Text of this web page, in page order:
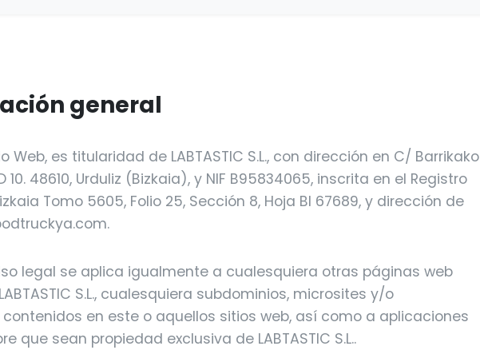
general
Web, es titularidad de LABTASTIC S.L., con dirección en C/ Barrikako
10. 48610, Urduliz (Bizkaia), y NIF B95834065, inscrita en el Registro
Tomo 5605, Folio 25, Sección 8, Hoja BI 67689, y dirección de
legal se aplica igualmente a cualesquiera otras páginas web
S.L., cualesquiera subdominios, microsites y/o
en este o aquellos sitios web, así como a aplicaciones
que sean propiedad exclusiva de LABTASTIC S.L..